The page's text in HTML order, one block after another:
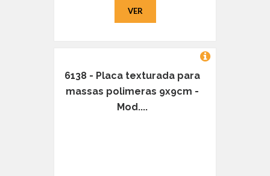
VER
6138 - Placa texturada para
massas polimeras 9x9cm -
Mod....